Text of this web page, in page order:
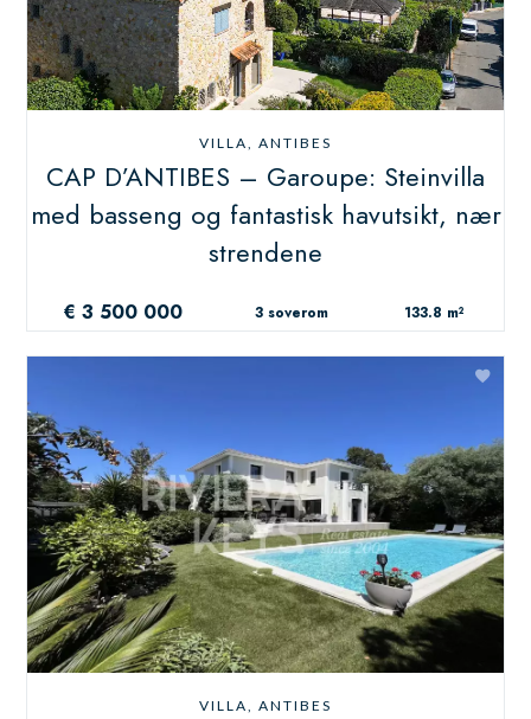
VILLA, ANTIBES
CAP D’ANTIBES – Garoupe: Steinvilla
med basseng og fantastisk havutsikt, nær
strendene
€ 3 500 000 3 soverom 133.8 m²
VILLA, ANTIBES